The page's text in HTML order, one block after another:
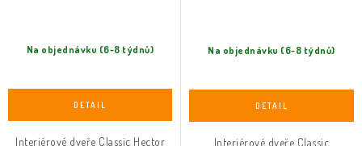
Na objednávku (6-8 týdnů)
Interiérové dveře Classic Hector
Na objednávku (6-8 týdnů)
Interiérové dveře Classic